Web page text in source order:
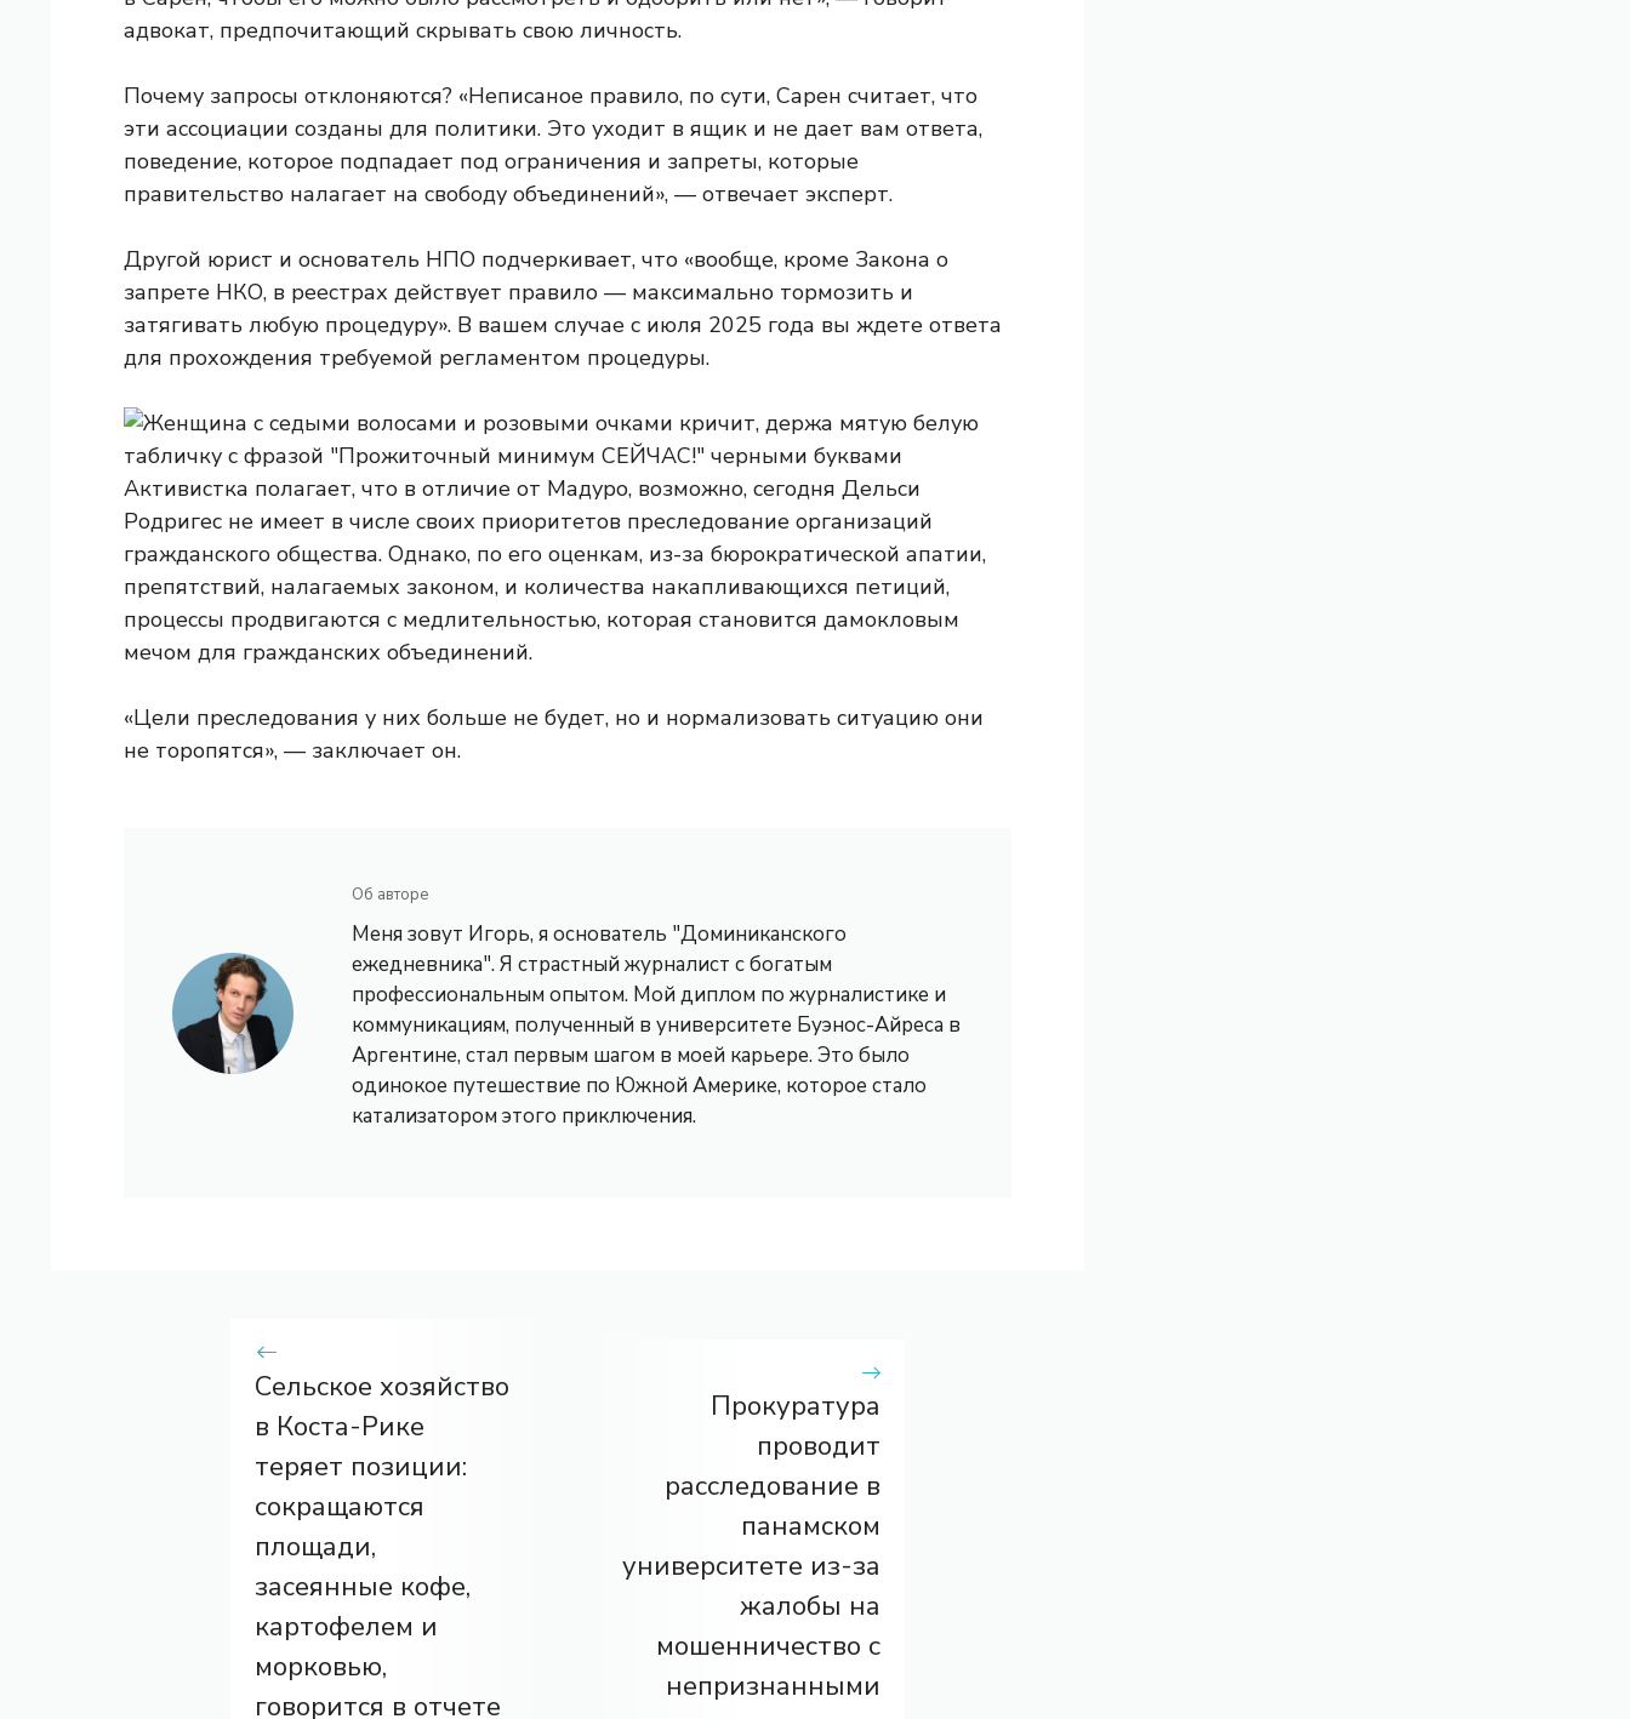
адвокат, предпочитающий скрывать свою личность.
Почему запросы отклоняются? «Неписаное правило, по сути, Сарен считает, что
эти ассоциации созданы для политики. Это уходит в ящик и не дает вам ответа,
поведение, которое подпадает под ограничения и запреты, которые
правительство налагает на свободу объединений», — отвечает эксперт.
Другой юрист и основатель НПО подчеркивает, что «вообще, кроме Закона о
запрете НКО, в реестрах действует правило — максимально тормозить и
затягивать любую процедуру». В вашем случае с июля 2025 года вы ждете ответа
для прохождения требуемой регламентом процедуры.
Активистка полагает, что в отличие от Мадуро, возможно, сегодня Дельси
Родригес не имеет в числе своих приоритетов преследование организаций
гражданского общества. Однако, по его оценкам, из-за бюрократической апатии,
препятствий, налагаемых законом, и количества накапливающихся петиций,
процессы продвигаются с медлительностью, которая становится дамокловым
мечом для гражданских объединений.
«Цели преследования у них больше не будет, но и нормализовать ситуацию они
не торопятся», — заключает он.
Об авторе
Меня зовут Игорь, я основатель "Доминиканского
ежедневника". Я страстный журналист с богатым
профессиональным опытом. Мой диплом по журналистике и
коммуникациям, полученный в университете Буэнос-Айреса в
Аргентине, стал первым шагом в моей карьере. Это было
одинокое путешествие по Южной Америке, которое стало
катализатором этого приключения.
Сельское хозяйство
в Коста-Рике
теряет позиции:
сокращаются
площади,
засеянные кофе,
картофелем и
морковью,
говорится в отчете
Прокуратура
проводит
расследование в
панамском
университете из-за
жалобы на
мошенничество с
непризнанными